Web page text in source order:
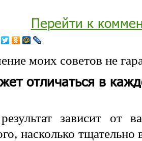
Перейти к
моих советов не
отличаться в
зависит от
насколько